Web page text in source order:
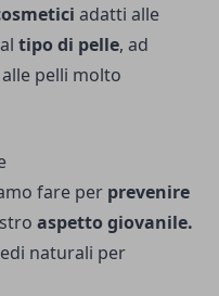
adatti alle
tipo di pelle, ad
pelli molto
fare per prevenire
aspetto giovanile.
naturali per